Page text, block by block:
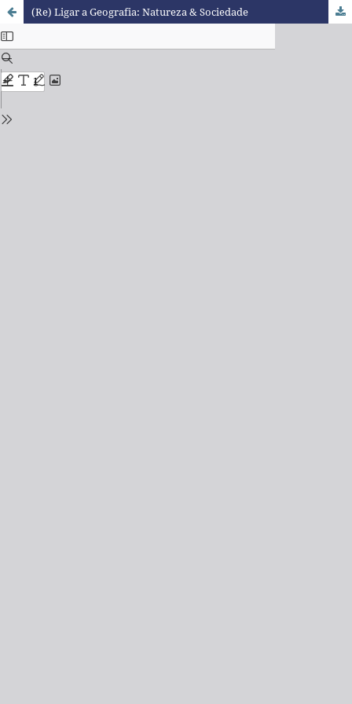
(Re) Ligar a Geografia: Natureza & Sociedade